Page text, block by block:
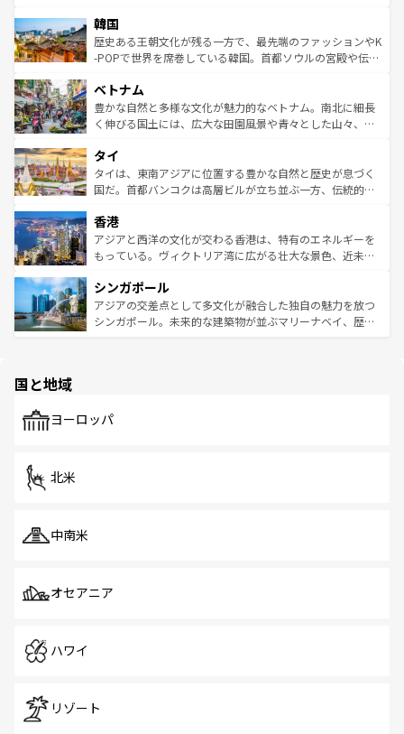
ワイを、存分に味わってほしい。 なお、新着のハワイ情報
はコンテンツ一覧を参照してほしい。
いる。アクティビティも充実しており、サーフィンやダイ
ビング、ハイキングなど、アウトドア好きにはたまらな
い。オーストラリアの多彩な魅力を存分に味わいつくそ
参照してほしい。
ン）、静ひつな山岳地帯である台湾東部など、都市の喧騒
と山間の静けさが共存しており、訪れる人に新しい発見と
驚きをもたらしてくれる。また、奥深い台湾の食文化も魅
容にもいいと評判のスイーツなど、バラエティ豊かな料理
が味わえる。 なお、新着の台湾情報は コンテンツ一覧を参
照してほしい。
韓国
歴史ある王朝文化が残る一方で、最先端のファッションやK
-POPで世界を席巻している韓国。首都ソウルの宮殿や伝統
き、地方に足を延ばせば四季折々の自然美を楽しむことが
できる。そして、キムチや焼肉、絶品のストリートフード
まで、さまざまな韓国料理が待っている。夜には、韓国な
リティに包まれながら、韓国の多彩な魅力を心ゆくまで味
わってみてほしい。 なお、新着の韓国情報はコンテンツ一
覧を参照してほしい。
ベトナム
豊かな自然と多様な文化が魅力的なベトナム。南北に細長
く伸びる国土には、広大な田園風景や青々とした山々、世
急速な発展と共に伝統が息づく。ハノイの古い町並みやホ
ーチミン市のフランス統治時代の建物も、独特の雰囲気を
醸し出している。また、バラエティの豊かさとおいしさで
とつ。フォーやバインミー、ベトナムコーヒーなどは、ぜ
ひ現地で味わいたい。どの地域を訪れてもあたたかい人々
が旅行者を迎えてくれるので、きっと忘れられない旅にな
参照してほしい。
タイ
タイは、東南アジアに位置する豊かな自然と歴史が息づく
国だ。首都バンコクは高層ビルが立ち並ぶ一方、伝統的な
の活気が交差している。北部ではチェンマイなどの山岳地
帯で自然と触れ合い、南部ではプーケットやクラビの美し
いビーチでリゾート気分を楽しむことができる。タイ料理
激する。気候は一年中温暖で、どの季節にも異なる楽しみ
が待っている。親しみやすいタイの人々、仏教を中心とし
た文化、そして多様な観光資源が、訪れる旅人を魅了し続
香港
アジアと西洋の文化が交わる香港は、特有のエネルギーを
もっている。ヴィクトリア湾に広がる壮大な景色、近未来
み、どこを訪れても感動するはず。観光スポットが密集し
ており、効率よく見どころを回れるのも魅力。息をのむよ
うな絶景から文化的な体験まで、香港を存分に楽しみ尽く
シンガポール
アジアの交差点として多文化が融合した独自の魅力を放つ
シンガポール。未来的な建築物が並ぶマリーナベイ、歴史
で、ホーカーズは地元の風情を楽しめる外せないスポット
国と地域
ヨーロッパ
北米
中南米
オセアニア
ハワイ
リゾート